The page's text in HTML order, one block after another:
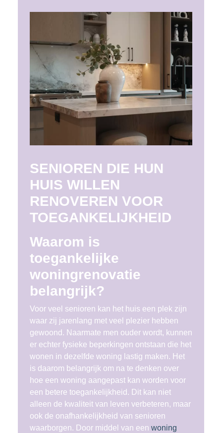
SENIOREN DIE HUN
HUIS WILLEN
RENOVEREN VOOR
TOEGANKELIJKHEID
Waarom is
toegankelijke
woningrenovatie
belangrijk?
Voor veel senioren kan het huis een plek zijn
waar zij jarenlang met veel plezier hebben
gewoond. Naarmate men ouder wordt, kunnen
er echter fysieke beperkingen ontstaan die het
wonen in dezelfde woning lastig maken. Het
is daarom belangrijk om na te denken over
hoe een woning aangepast kan worden voor
een betere toegankelijkheid. Dit kan niet
alleen de kwaliteit van leven verbeteren, maar
ook de onafhankelijkheid van senioren
waarborgen. Door middel van een woning